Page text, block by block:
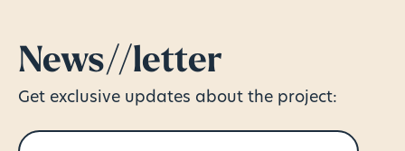
News//letter
Get exclusive updates about the project: